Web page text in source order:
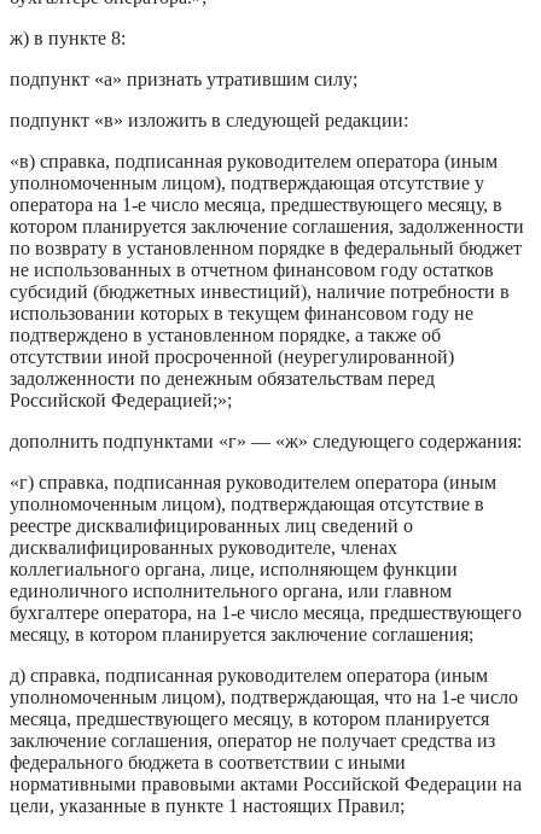
ж) в пункте 8:
подпункт «а» признать утратившим силу;
подпункт «в» изложить в следующей редакции:
«в) справка, подписанная руководителем оператора (иным
уполномоченным лицом), подтверждающая отсутствие у
оператора на 1-е число месяца, предшествующего месяцу, в
котором планируется заключение соглашения, задолженности
по возврату в установленном порядке в федеральный бюджет
не использованных в отчетном финансовом году остатков
субсидий (бюджетных инвестиций), наличие потребности в
использовании которых в текущем финансовом году не
подтверждено в установленном порядке, а также об
отсутствии иной просроченной (неурегулированной)
задолженности по денежным обязательствам перед
Российской Федерацией;»;
дополнить подпунктами «г» — «ж» следующего содержания:
«г) справка, подписанная руководителем оператора (иным
уполномоченным лицом), подтверждающая отсутствие в
реестре дисквалифицированных лиц сведений о
дисквалифицированных руководителе, членах
коллегиального органа, лице, исполняющем функции
единоличного исполнительного органа, или главном
бухгалтере оператора, на 1-е число месяца, предшествующего
месяцу, в котором планируется заключение соглашения;
д) справка, подписанная руководителем оператора (иным
уполномоченным лицом), подтверждающая, что на 1-е число
месяца, предшествующего месяцу, в котором планируется
заключение соглашения, оператор не получает средства из
федерального бюджета в соответствии с иными
нормативными правовыми актами Российской Федерации на
цели, указанные в пункте 1 настоящих Правил;